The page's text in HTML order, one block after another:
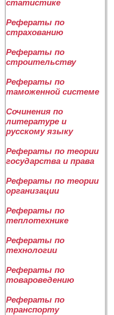
статистике
Рефераты по
страхованию
Рефераты по
строительству
Рефераты по
таможенной системе
Сочинения по
литературе и
русскому языку
Рефераты по теории
государства и права
Рефераты по теории
организации
Рефераты по
теплотехнике
Рефераты по
технологии
Рефераты по
товароведению
Рефераты по
транспорту